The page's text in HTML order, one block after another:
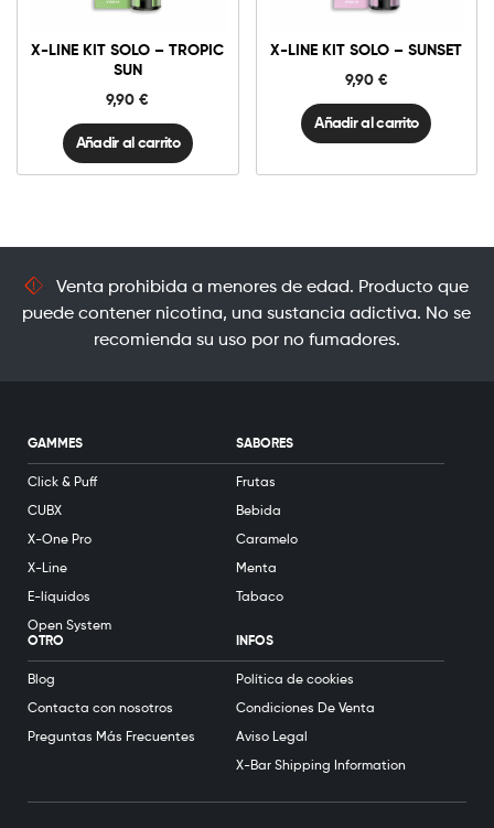
X-LINE KIT SOLO – TROPIC
SUN
9,90€
Solo
Sun
cantidad
Añadir al carrito
X-LINE KIT SOLO – SUNSET
9,90 €
Solo
cantidad
Añadir al carrito
Venta prohibida a menores de edad. Producto que
puede contener nicotina, una sustancia adictiva. No se
recomienda su uso por no fumadores.
GAMMES
Click & Puff
CUBX
X-One Pro
X-Line
E-líquidos
Open System
SABORES
Frutas
Bebida
Caramelo
Menta
Tabaco
OTRO
Blog
Contacta con nosotros
Preguntas Más Frecuentes
INFOS
Política de cookies
Condiciones De Venta
Aviso Legal
X-Bar Shipping Information